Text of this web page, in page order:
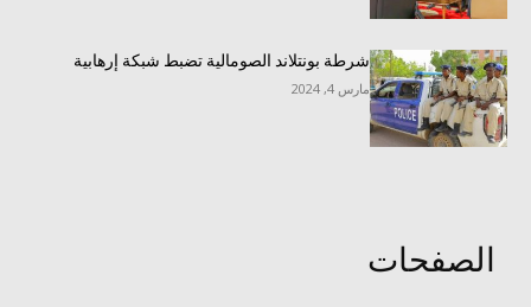
شرطة بونتلاند الصومالية تضبط شبكة إرهابية
مارس 4, 2024
الصفحات